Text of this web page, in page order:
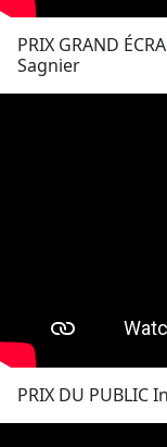
PRIX GRAND
Sagnier
PRIX DU PUBLIC